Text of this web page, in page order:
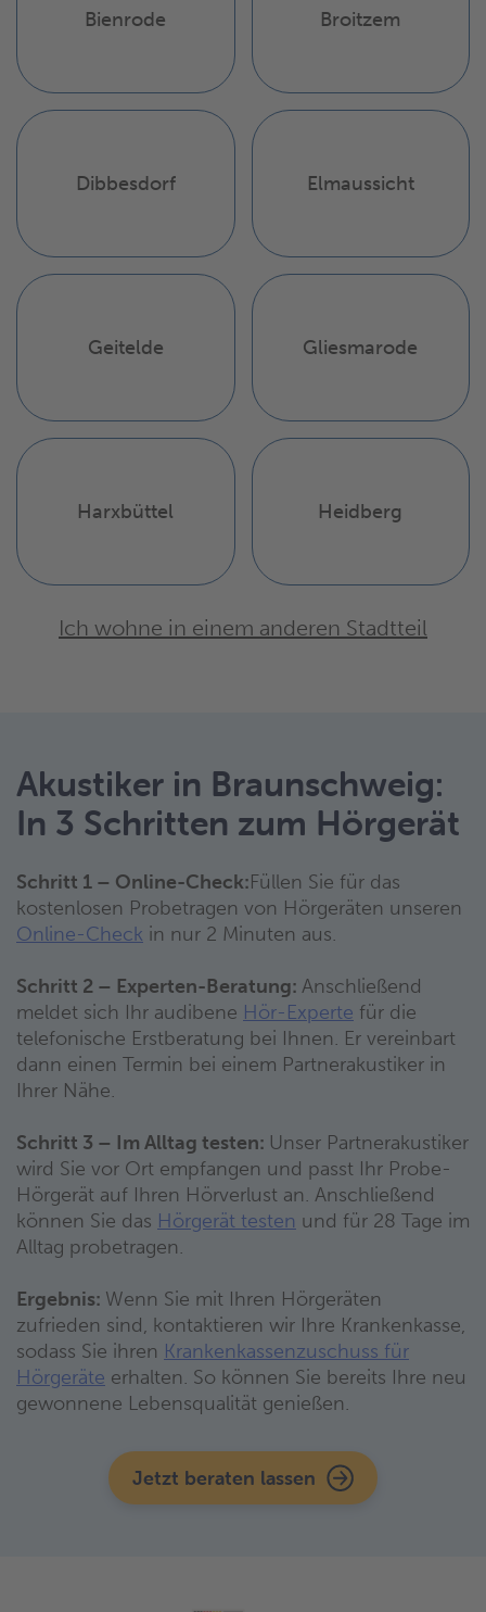
Bienrode Broitzem
Dibbesdorf Elmaussicht
Geitelde Gliesmarode
Harxbüttel Heidberg
Ich wohne in einem anderen Stadtteil
Akustiker in Braunschweig:
In 3 Schritten zum Hörgerät
Schritt 1 – Online-Check:Füllen Sie für das
kostenlosen Probetragen von Hörgeräten unseren
Online-Check in nur 2 Minuten aus.
Schritt 2 – Experten-Beratung: Anschließend
meldet sich Ihr audibene Hör-Experte für die
telefonische Erstberatung bei Ihnen. Er vereinbart
dann einen Termin bei einem Partnerakustiker in
Ihrer Nähe.
Schritt 3 – Im Alltag testen: Unser Partnerakustiker
wird Sie vor Ort empfangen und passt Ihr Probe-
Hörgerät auf Ihren Hörverlust an. Anschließend
können Sie das Hörgerät testen und für 28 Tage im
Alltag probetragen.
Ergebnis: Wenn Sie mit Ihren Hörgeräten
zufrieden sind, kontaktieren wir Ihre Krankenkasse,
sodass Sie ihren Krankenkassenzuschuss für
Hörgeräte erhalten. So können Sie bereits Ihre neu
gewonnene Lebensqualität genießen.
Jetzt beraten lassen